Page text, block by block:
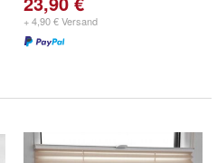
+ 4,90 € Versand